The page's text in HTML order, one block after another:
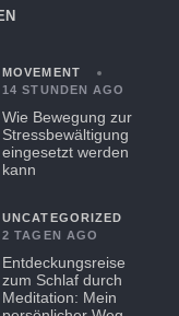
MOVEMENT
14 STUNDEN AGO
Wie Bewegung zur
Stressbewältigung
eingesetzt werden
kann
UNCATEGORIZED
2 TAGEN AGO
Entdeckungsreise
zum Schlaf durch
Meditation: Mein